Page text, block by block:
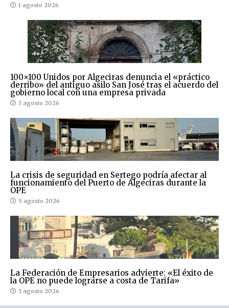
1 agosto 2026
100×100 Unidos por Algeciras denuncia el «práctico
derribo» del antiguo asilo San José tras el acuerdo del
gobierno local con una empresa privada
3 agosto 2026
La crisis de seguridad en Sertego podría afectar al
funcionamiento del Puerto de Algeciras durante la
OPE
5 agosto 2026
La Federación de Empresarios advierte: «El éxito de
la OPE no puede lograrse a costa de Tarifa»
3 agosto 2026